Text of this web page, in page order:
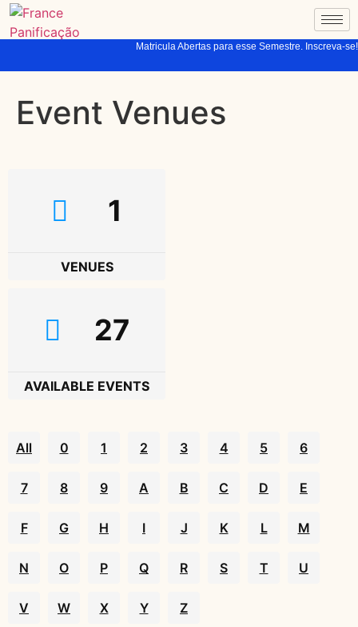
Matricula Abertas para esse Semestre. Inscreva-se!
Event Venues
1
VENUES
27
AVAILABLE EVENTS
All 0 1 2 3 4 5 6
7 8 9 A B C D E
F G H I J K L M
N O P Q R S T U
V W X Y Z